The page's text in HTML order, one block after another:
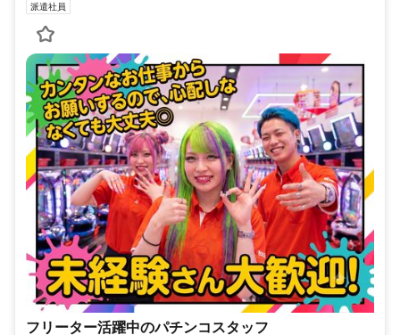
派遣社員
フリーター活躍中のパチンコスタッフ